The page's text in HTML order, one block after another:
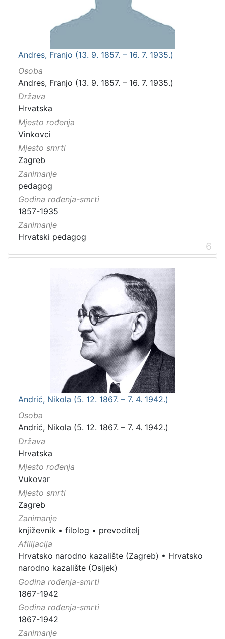
Andres, Franjo (13. 9. 1857. – 16. 7. 1935.)
Osoba
Andres, Franjo (13. 9. 1857. – 16. 7. 1935.)
Država
Hrvatska
Mjesto rođenja
Vinkovci
Mjesto smrti
Zagreb
Zanimanje
pedagog
Godina rođenja-smrti
1857-1935
Zanimanje
Hrvatski pedagog
6
Andrić, Nikola (5. 12. 1867. – 7. 4. 1942.)
Osoba
Andrić, Nikola (5. 12. 1867. – 7. 4. 1942.)
Država
Hrvatska
Mjesto rođenja
Vukovar
Mjesto smrti
Zagreb
Zanimanje
književnik • filolog • prevoditelj
Afilijacija
Hrvatsko narodno kazalište (Zagreb) • Hrvatsko
narodno kazalište (Osijek)
Godina rođenja-smrti
1867-1942
Godina rođenja-smrti
1867-1942
Zanimanje